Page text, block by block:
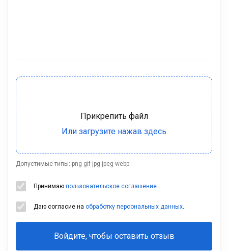
Допустимые типы: png gif jpg jpeg webp.
Принимаю пользовательское соглашение.
Даю согласие на обработку персональных данных.
Войдите, чтобы оставить отзыв